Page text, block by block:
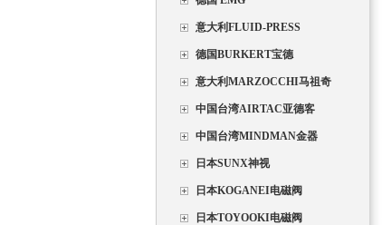
意大利FLUID-PRESS
德国BURKERT宝德
意大利MARZOCCHI马祖奇
中国台湾AIRTAC亚德客
中国台湾MINDMAN金器
日本SUNX神视
日本KOGANEI电磁阀
日本TOYOOKI电磁阀